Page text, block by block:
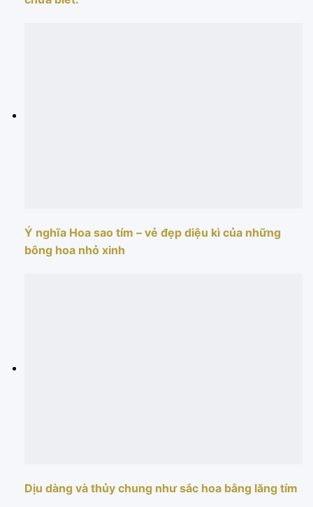
Ý nghĩa Hoa sao tím – vẻ đẹp diệu kì của những
bông hoa nhỏ xinh
Dịu dàng và thủy chung như sắc hoa bằng lăng tím